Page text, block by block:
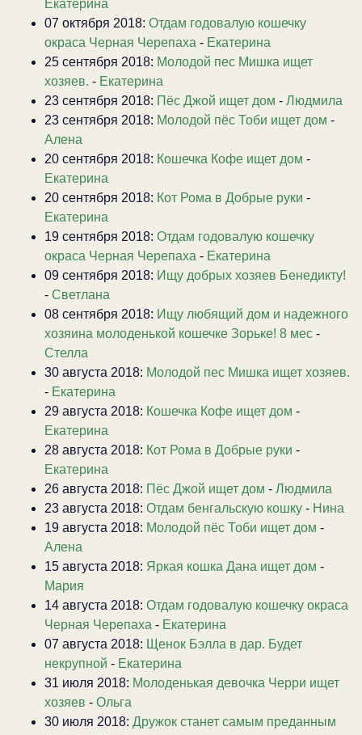
Екатерина
07 октября 2018: Отдам годовалую кошечку
окраса Черная Черепаха - Екатерина
25 сентября 2018: Молодой пес Мишка ищет
хозяев. - Екатерина
23 сентября 2018: Пёс Джой ищет дом - Людмила
23 сентября 2018: Молодой пёс Тоби ищет дом -
Алена
20 сентября 2018: Кошечка Кофе ищет дом -
Екатерина
20 сентября 2018: Кот Рома в Добрые руки -
Екатерина
19 сентября 2018: Отдам годовалую кошечку
окраса Черная Черепаха - Екатерина
09 сентября 2018: Ищу добрых хозяев Бенедикту!
- Светлана
08 сентября 2018: Ищу любящий дом и надежного
хозяина молоденькой кошечке Зорьке! 8 мес -
Стелла
30 августа 2018: Молодой пес Мишка ищет хозяев.
- Екатерина
29 августа 2018: Кошечка Кофе ищет дом -
Екатерина
28 августа 2018: Кот Рома в Добрые руки -
Екатерина
26 августа 2018: Пёс Джой ищет дом - Людмила
23 августа 2018: Отдам бенгальскую кошку - Нина
19 августа 2018: Молодой пёс Тоби ищет дом -
Алена
15 августа 2018: Яркая кошка Дана ищет дом -
Мария
14 августа 2018: Отдам годовалую кошечку окраса
Черная Черепаха - Екатерина
07 августа 2018: Щенок Бэлла в дар. Будет
некрупной - Екатерина
31 июля 2018: Молоденькая девочка Черри ищет
хозяев - Ольга
30 июля 2018: Дружок станет самым преданным